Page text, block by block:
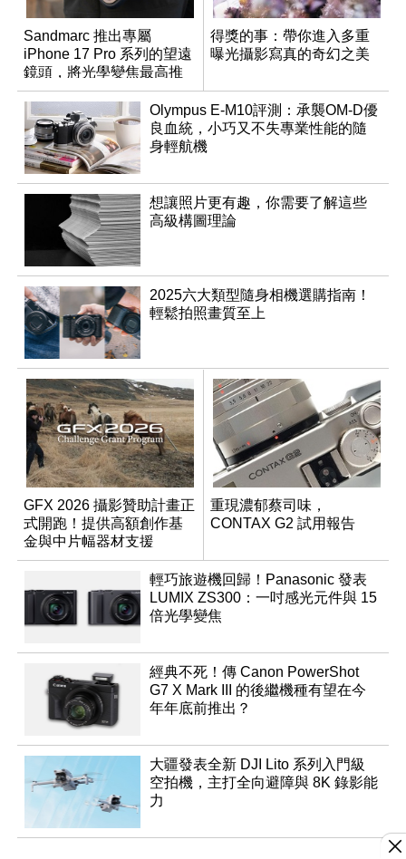
Sandmarc 推出專屬
iPhone 17 Pro 系列的望遠
鏡頭，將光學變焦最高推
升至 16 倍
得獎的事：帶你進入多重
曝光攝影寫真的奇幻之美
Olympus E-M10評測：承襲OM-D優
良血統，小巧又不失專業性能的隨
身輕航機
想讓照片更有趣，你需要了解這些
高級構圖理論
2025六大類型隨身相機選購指南！
輕鬆拍照畫質至上
GFX 2026 攝影贊助計畫正
式開跑！提供高額創作基
金與中片幅器材支援
重現濃郁蔡司味，
CONTAX G2 試用報告
輕巧旅遊機回歸！Panasonic 發表
LUMIX ZS300：一吋感光元件與 15
倍光學變焦
經典不死！傳 Canon PowerShot
G7 X Mark III 的後繼機種有望在今
年年底前推出？
大疆發表全新 DJI Lito 系列入門級
空拍機，主打全向避障與 8K 錄影能
力